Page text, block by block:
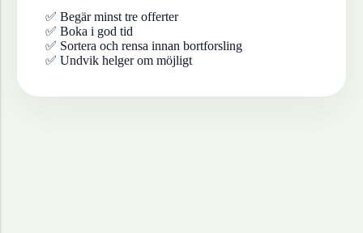
✅ Begär minst tre offerter
✅ Boka i god tid
✅ Sortera och rensa innan bortforsling
✅ Undvik helger om möjligt